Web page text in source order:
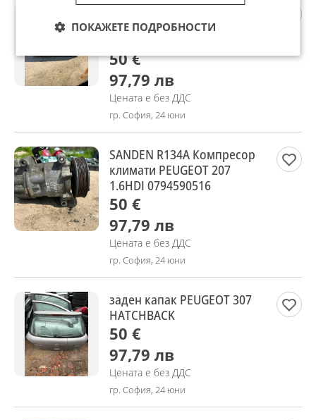
10.0960-1187.3 ABS помпа
PEUGEOT 207 CC 00.0404-
50 €
97,79 лв
Цената е без ДДС
гр. София, 24 юни
SANDEN R134A Компресор
климати PEUGEOT 207
1.6HDI 0794590516
50 €
97,79 лв
Цената е без ДДС
гр. София, 24 юни
заден капак PEUGEOT 307
HATCHBACK
50 €
97,79 лв
Цената е без ДДС
гр. София, 24 юни
ПОКАЖЕТЕ ПОДРОБНОСТИ